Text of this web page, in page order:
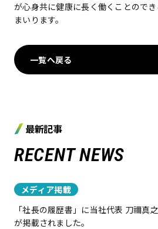
が心身共に健康に長く働くことので
まいります。
一覧へ戻る
最新記事
RECENT NEWS
メディア掲載
「社長の履歴書」に当社代表 刀禰真
が掲載されました。